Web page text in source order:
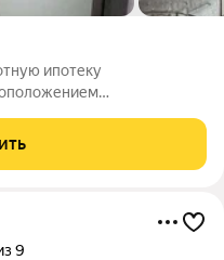
ипотеку
во дворе и в подъезде).
в доме
9